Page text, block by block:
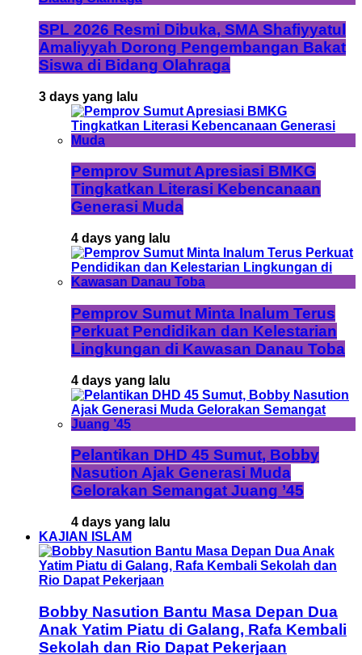
SPL 2026 Resmi Dibuka, SMA Shafiyyatul
Amaliyyah Dorong Pengembangan Bakat
Siswa di Bidang Olahraga
3 days yang lalu
Pemprov Sumut Apresiasi BMKG
Tingkatkan Literasi Kebencanaan
Generasi Muda
4 days yang lalu
Pemprov Sumut Minta Inalum Terus
Perkuat Pendidikan dan Kelestarian
Lingkungan di Kawasan Danau Toba
4 days yang lalu
Pelantikan DHD 45 Sumut, Bobby
Nasution Ajak Generasi Muda
Gelorakan Semangat Juang ’45
4 days yang lalu
KAJIAN ISLAM
Bobby Nasution Bantu Masa Depan Dua
Anak Yatim Piatu di Galang, Rafa Kembali
Sekolah dan Rio Dapat Pekerjaan